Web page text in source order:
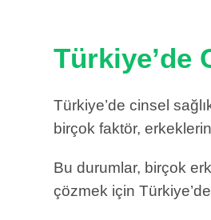
Türkiye’de
Türkiye’de cinsel
birçok faktör,
Bu durumlar, birçok
çözmek için